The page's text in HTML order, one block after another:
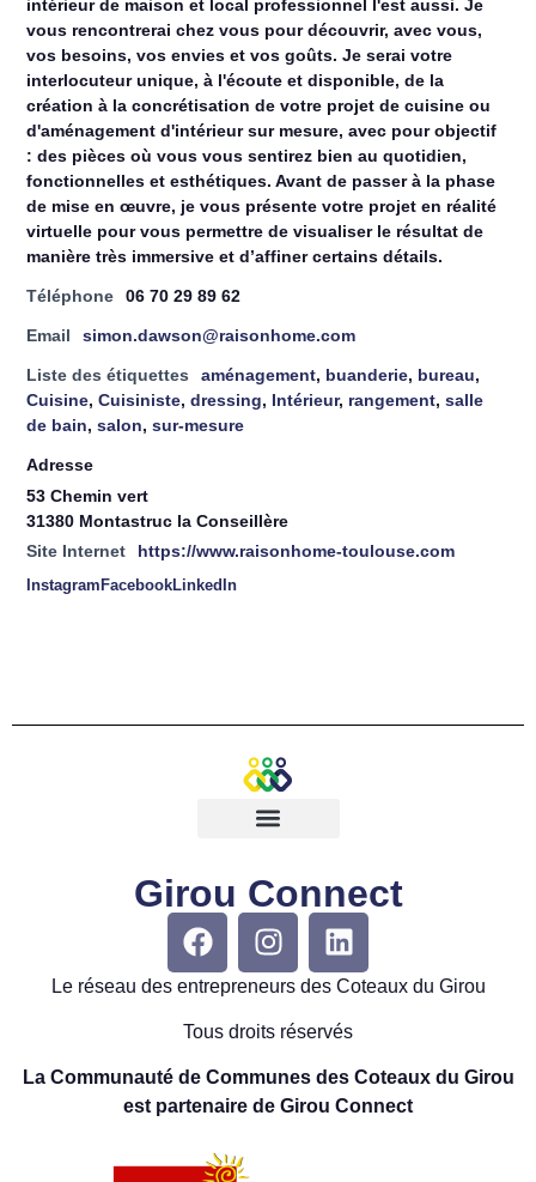
intérieur de maison et local professionnel l'est aussi. Je
vous rencontrerai chez vous pour découvrir, avec vous,
vos besoins, vos envies et vos goûts. Je serai votre
interlocuteur unique, à l'écoute et disponible, de la
création à la concrétisation de votre projet de cuisine ou
d'aménagement d'intérieur sur mesure, avec pour objectif
: des pièces où vous vous sentirez bien au quotidien,
fonctionnelles et esthétiques. Avant de passer à la phase
de mise en œuvre, je vous présente votre projet en réalité
virtuelle pour vous permettre de visualiser le résultat de
manière très immersive et d’affiner certains détails.
Téléphone 06 70 29 89 62
Email simon.dawson@raisonhome.com
Liste des étiquettes aménagement, buanderie, bureau,
Cuisine, Cuisiniste, dressing, Intérieur, rangement, salle
de bain, salon, sur-mesure
Adresse
53 Chemin vert
31380 Montastruc la Conseillère
Site Internet
https://www.raisonhome-toulouse.com
Instagram FacebookLinkedIn
Girou Connect
Le réseau des entrepreneurs des Coteaux du Girou
Tous droits réservés
La Communauté de Communes des Coteaux du Girou
est partenaire de Girou Connect